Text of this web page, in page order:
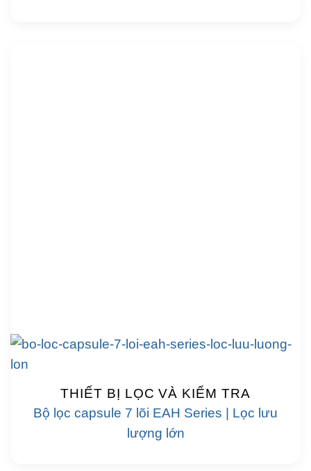
THIẾT BỊ LỌC VÀ KIỂM TRA
Bộ lọc capsule 7 lõi EAH Series | Lọc lưu
lượng lớn